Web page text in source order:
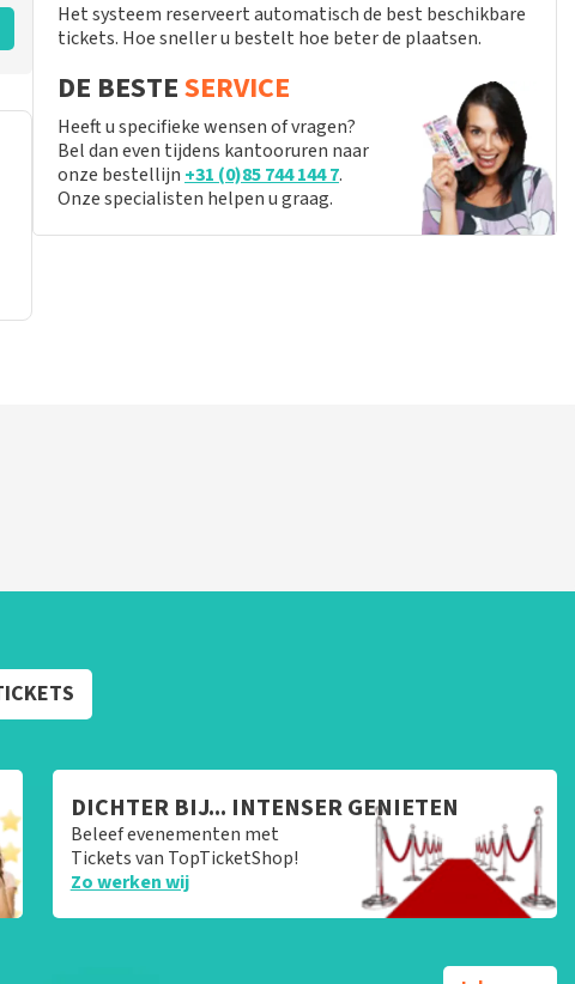
Het systeem reserveert automatisch de best beschikbare
tickets. Hoe sneller u bestelt hoe beter de plaatsen.
DE BESTESERVICE
Heeft u specifieke wensen of vragen?
Bel dan even tijdens kantooruren naar
onze bestellijn +31 (0)85 744 144 7.
Onze specialisten helpen u graag.
DICHTER BIJ... INTENSER GENIETEN
Beleef evenementen met
Tickets van TopTicketShop!
Zo werken wij